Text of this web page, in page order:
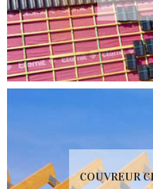
COUVREUR